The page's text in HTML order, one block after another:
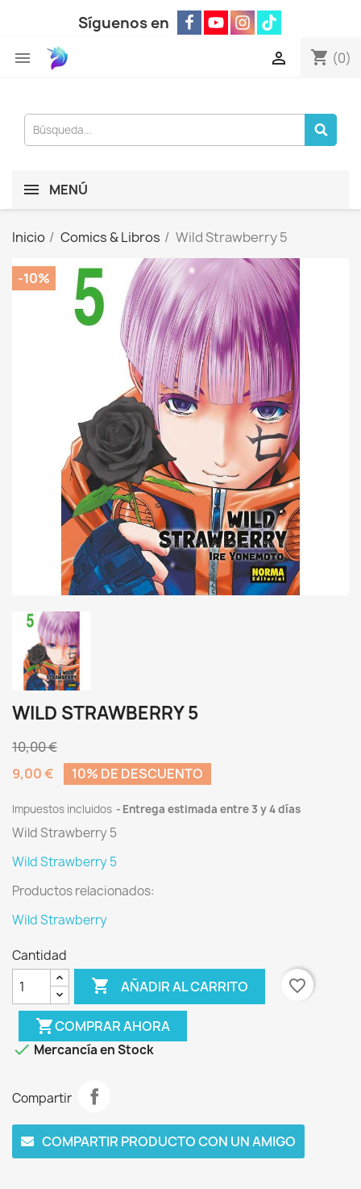
Síguenos en
 shopping_cart (0)

MENÚ
Inicio Comics & Libros Wild Strawberry 5
-10%
WILD STRAWBERRY 5
10,00 €
9,00 €
10% DE DESCUENTO
Impuestos incluidos Entrega estimada entre 3 y 4 días
Wild Strawberry 5
Wild Strawberry 5
Productos relacionados:
Wild Strawberry
Cantidad
 AÑADIR AL CARRITO favorite_border
shopping_cartCOMPRAR AHORA
 Mercancía en Stock
Compartir
COMPARTIR PRODUCTO CON UN AMIGO